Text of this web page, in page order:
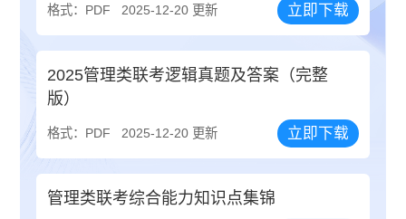
格式：PDF 2025-12-20 更新 立即下载
2025管理类联考逻辑真题及答案（完整
版）
格式：PDF 2025-12-20 更新 立即下载
管理类联考综合能力知识点集锦